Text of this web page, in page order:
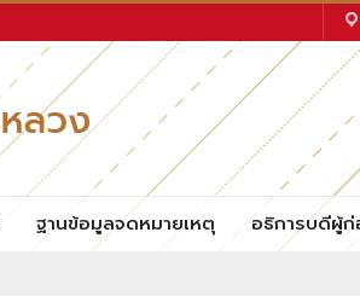
ฐานข้อมูลจดหมายเหตุ อธิการบดีผู้